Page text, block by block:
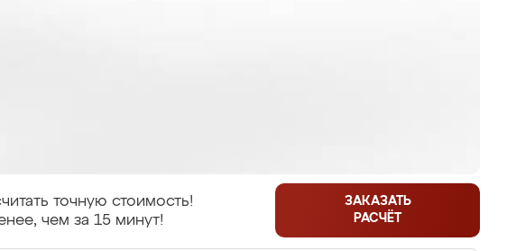
точную стоимость!
чем за 15 минут!
ЗАКАЗАТЬ
РАСЧЁТ